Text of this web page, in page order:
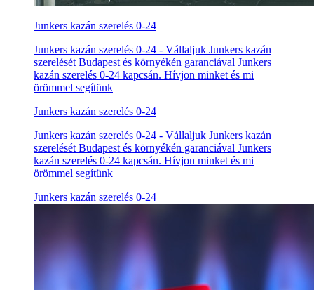
Junkers kazán szerelés 0-24
Junkers kazán szerelés 0-24 - Vállaljuk Junkers kazán
szerelését Budapest és környékén garanciával Junkers
kazán szerelés 0-24 kapcsán. Hívjon minket és mi
örömmel segítünk
Junkers kazán szerelés 0-24
Junkers kazán szerelés 0-24 - Vállaljuk Junkers kazán
szerelését Budapest és környékén garanciával Junkers
kazán szerelés 0-24 kapcsán. Hívjon minket és mi
örömmel segítünk
Junkers kazán szerelés 0-24